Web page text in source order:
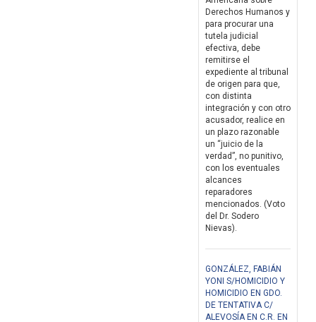
Derechos Humanos y
para procurar una
tutela judicial
efectiva, debe
remitirse el
expediente al tribunal
de origen para que,
con distinta
integración y con otro
acusador, realice en
un plazo razonable
un “juicio de la
verdad”, no punitivo,
con los eventuales
alcances
reparadores
mencionados. (Voto
del Dr. Sodero
Nievas).
GONZÁLEZ, FABIÁN
YONI S/HOMICIDIO Y
HOMICIDIO EN GDO.
DE TENTATIVA C/
ALEVOSÍA EN C.R. EN